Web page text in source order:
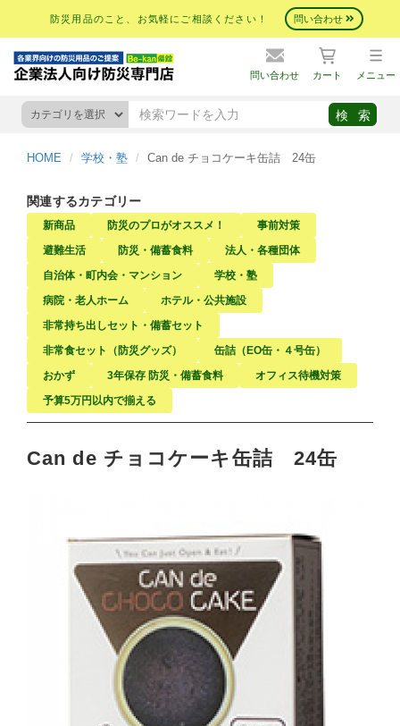
防災用品のこと、お気軽にご相談ください！ 問い合わせ
問い合わせ カート メニュー
HOME 学校・塾 Can de チョコケーキ缶詰 24缶
関連するカテゴリー
新商品 防災のプロがオススメ！
事前対策
避難生活
防災・備蓄食料
法人・各種団体
自治体・町内会・マンション
学校・塾
病院・老人ホーム
ホテル・公共施設
非常持ち出しセット・備蓄セット
非常食セット（防災グッズ）
缶詰（EO缶・４号缶）
おかず
3年保存 防災・備蓄食料
オフィス待機対策
予算5万円以内で揃える
Can de チョコケーキ缶詰 24缶